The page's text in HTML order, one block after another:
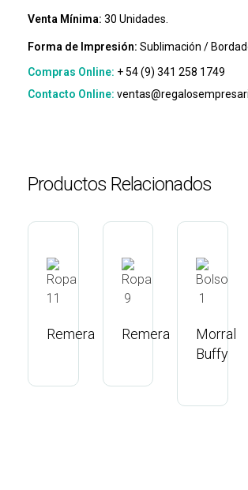
Venta Mínima: 30 Unidades.
Forma de Impresión: Sublimación /
Compras Online: + 54 (9) 341 258 1749
Contacto Online:
Productos Relacionados
Remera Remera
Morral
Buffy